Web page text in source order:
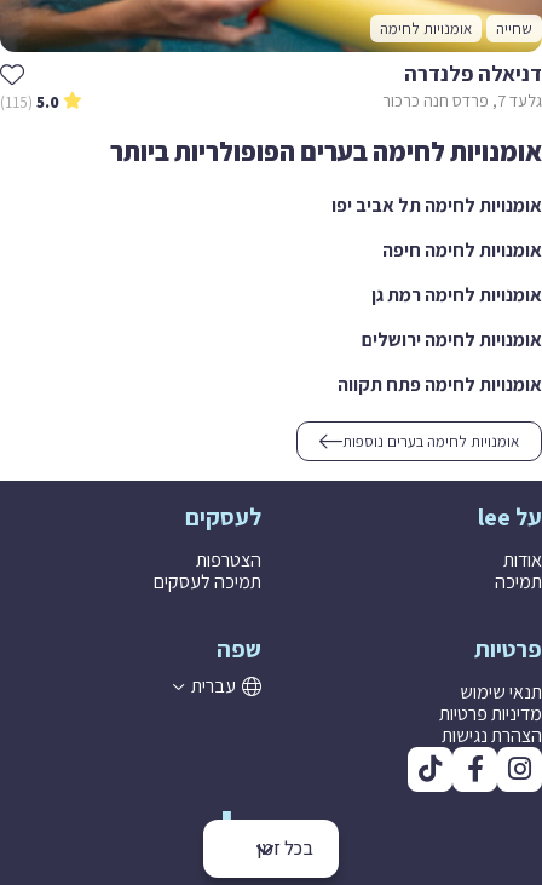
שחייה אומנויות לחימה
דניאלה פלנדרה
גלעד 7, פרדס חנה כרכור 5.0
(115)
בכל זמן
אומנויות לחימה בערים הפופולריות ביותר
אומנויות לחימה תל אביב יפו
אומנויות לחימה חיפה
אומנויות לחימה רמת גן
אומנויות לחימה ירושלים
אומנויות לחימה פתח תקווה
אומנויות לחימה בערים נוספות
על lee
אודות
תמיכה
לעסקים
הצטרפות
תמיכה לעסקים
פרטיות
תנאי שימוש
מדיניות פרטיות
הצהרת נגישות
שפה
עברית